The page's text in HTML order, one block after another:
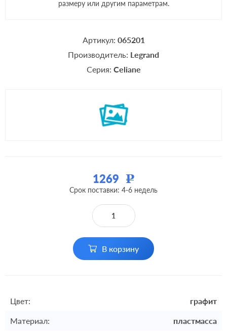
размеру или другим параметрам.
Артикул: 065201
Производитель: Legrand
Серия: Celiane
1269 Р
Срок поставки: 4-6 недель
В корзину
Цвет: графит
Материал: пластмасса